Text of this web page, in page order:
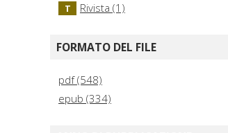
T Rivista (1)
FORMATO DEL FILE
pdf (548)
epub (334)